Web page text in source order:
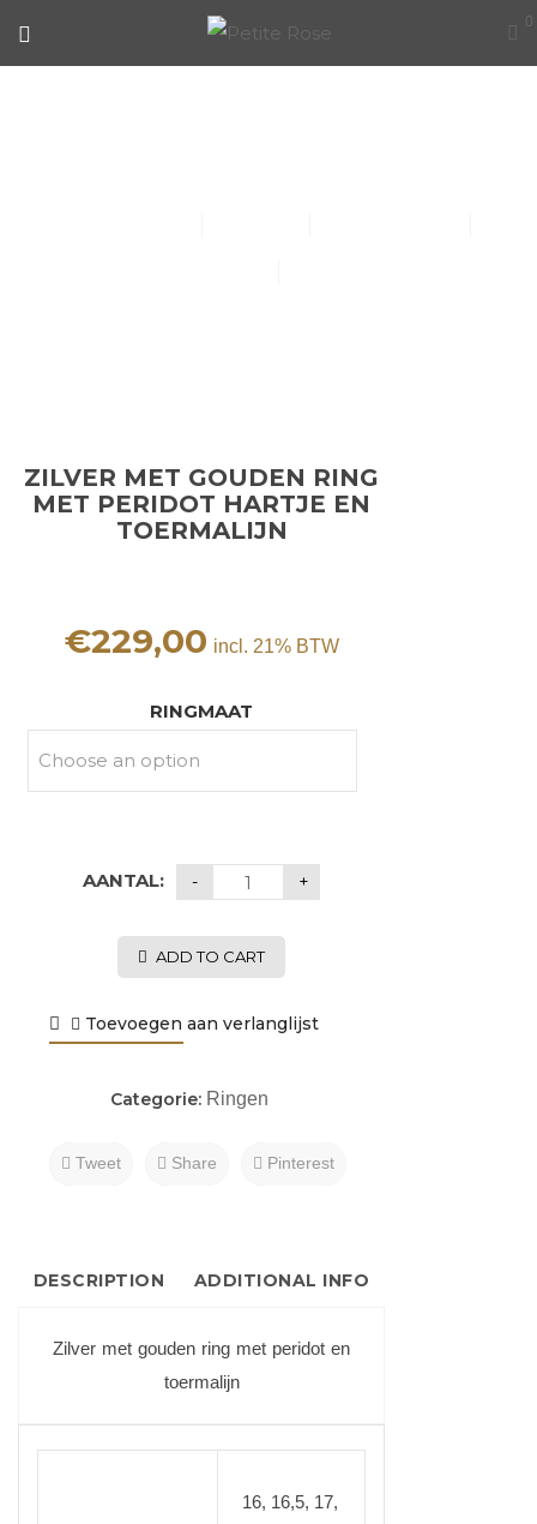
0
ZILVER MET GOUDEN RING
MET PERIDOT HARTJE EN
TOERMALIJN
€229,00 incl. 21% BTW
RINGMAAT
AANTAL:
ADD TO CART
Toevoegen aan verlanglijst
Categorie: Ringen
Tweet Share Pinterest
DESCRIPTION ADDITIONAL INFO
Zilver met gouden ring met peridot en
toermalijn
16, 16,5, 17,